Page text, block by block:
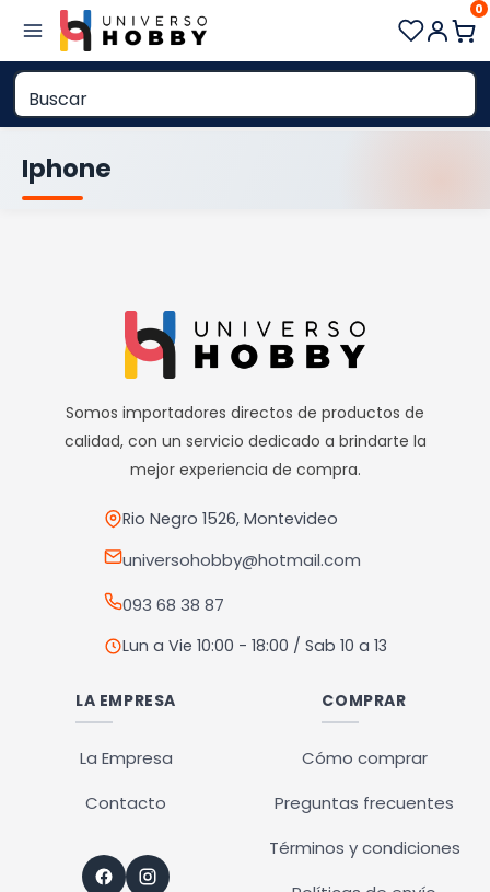
contenido
0
Iphone
Somos importadores directos de productos de
calidad, con un servicio dedicado a brindarte la
mejor experiencia de compra.
Rio Negro 1526, Montevideo
universohobby@hotmail.com
093 68 38 87
Lun a Vie 10:00 - 18:00 / Sab 10 a 13
LA EMPRESA
La Empresa
Contacto
COMPRAR
Cómo comprar
Preguntas frecuentes
Términos y condiciones